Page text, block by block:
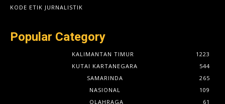
KODE ETIK JURNALISTIK
Popular Category
KALIMANTAN TIMUR
1223
KUTAI KARTANEGARA
544
SAMARINDA
265
NASIONAL
109
OLAHRAGA
61